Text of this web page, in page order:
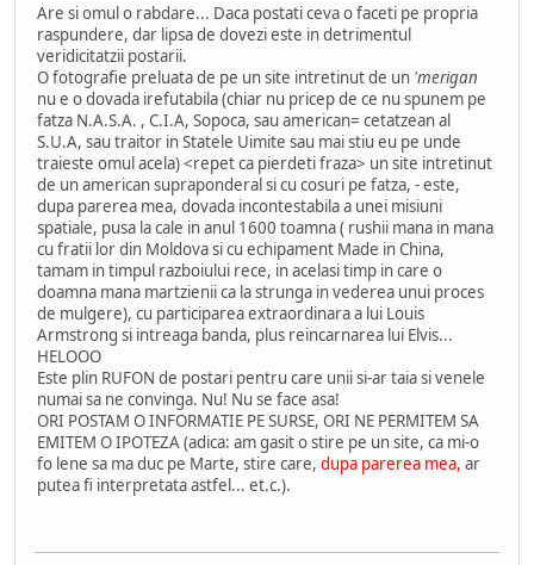
Are si omul o rabdare... Daca postati ceva o faceti pe propria
raspundere, dar lipsa de dovezi este in detrimentul
veridicitatzii postarii.
O fotografie preluata de pe un site intretinut de un 'merigan
nu e o dovada irefutabila (chiar nu pricep de ce nu spunem pe
fatza N.A.S.A. , C.I.A, Sopoca, sau american= cetatzean al
S.U.A, sau traitor in Statele Uimite sau mai stiu eu pe unde
traieste omul acela) <repet ca pierdeti fraza> un site intretinut
de un american supraponderal si cu cosuri pe fatza, - este,
dupa parerea mea, dovada incontestabila a unei misiuni
spatiale, pusa la cale in anul 1600 toamna ( rushii mana in mana
cu fratii lor din Moldova si cu echipament Made in China,
tamam in timpul razboiului rece, in acelasi timp in care o
doamna mana martzienii ca la strunga in vederea unui proces
de mulgere), cu participarea extraordinara a lui Louis
Armstrong si intreaga banda, plus reincarnarea lui Elvis...
HELOOO
Este plin RUFON de postari pentru care unii si-ar taia si venele
numai sa ne convinga. Nu! Nu se face asa!
ORI POSTAM O INFORMATIE PE SURSE, ORI NE PERMITEM SA
EMITEM O IPOTEZA (adica: am gasit o stire pe un site, ca mi-o
fo lene sa ma duc pe Marte, stire care, dupa parerea mea, ar
putea fi interpretata astfel... et.c.).